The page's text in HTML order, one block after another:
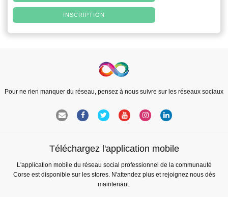
INSCRIPTION
Pour ne rien manquer du réseau, pensez à nous suivre sur les réseaux sociaux
Téléchargez l'application mobile
L'application mobile du réseau social professionnel de la communauté
Corse est disponible sur les stores. N'attendez plus et rejoignez nous dès
maintenant.